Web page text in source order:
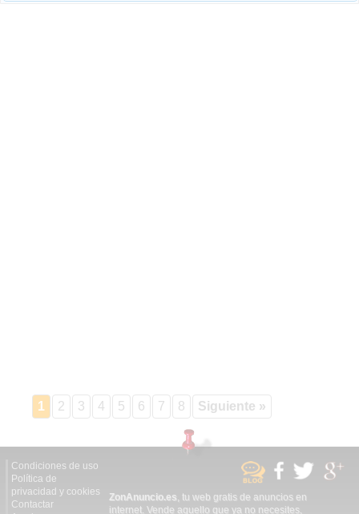
1 2 3 4 5 6 7 8 Siguiente »
Condiciones de uso
Política de
privacidad y cookies
Contactar
ZonAnuncio.es , tu web gratis de anuncios en
internet. Vende aquello que ya no necesites,